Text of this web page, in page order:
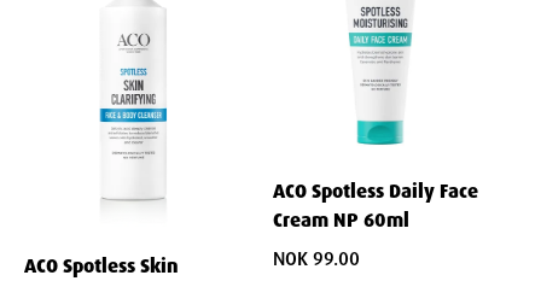
ACO Spotless Skin
ACO Spotless Daily Face
Cream NP 60ml
NOK 99.00